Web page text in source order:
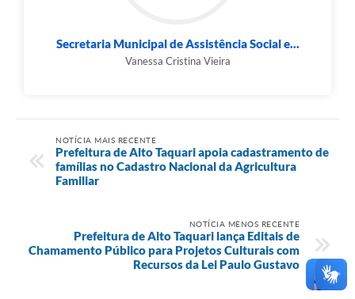
Secretaria Municipal de Assistência Social e...
Vanessa Cristina Vieira
NOTÍCIA MAIS RECENTE
Prefeitura de Alto Taquari apoia cadastramento de
famílias no Cadastro Nacional da Agricultura
Familiar
NOTÍCIA MENOS RECENTE
Prefeitura de Alto Taquari lança Editais de
Chamamento Público para Projetos Culturais com
Recursos da Lei Paulo Gustavo